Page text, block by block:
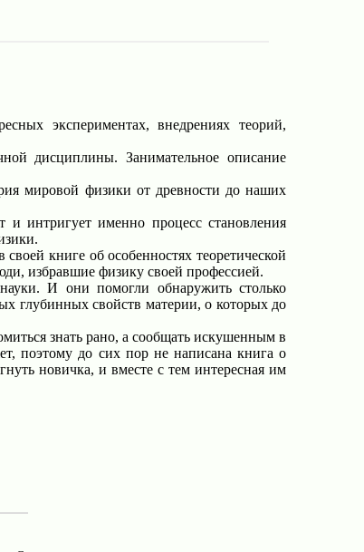
экспериментах, внедрениях теорий,
дисциплины. Занимательное описание
мировой физики от древности до наших
и интригует именно процесс становления
книге об особенностях теоретической
избравшие физику своей профессией.
И они помогли обнаружить столько
глубинных свойств материи, о которых до
знать рано, а сообщать искушенным в
поэтому до сих пор не написана книга о
новичка, и вместе с тем интересная им